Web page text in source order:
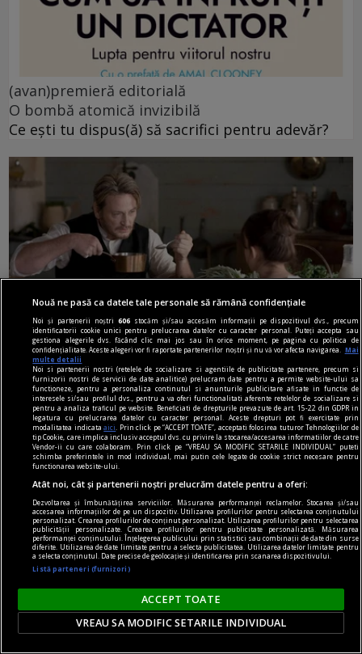
(avan)premieră editorială
O bombă atomică invizibilă
Ce ești tu dispus(ă) să sacrifici pentru adevăr?
dilemtatograf
Spectacol culinar
Dincolo de ținuta posh, respectabilă și cam
balonată, a filmului, care amenință să îl conducă
într-o zonă pur decorativă, cineastul găsește aici
materia unei intime disperări.
Victor MOROZOV
Nouă ne pasă ca datele tale personale să rămână confidențiale
Noi și partenerii noștri606 stocăm și/sau accesăm informații pe dispozitivul dvs., precum
identificatorii cookie unici pentru prelucrarea datelor cu caracter personal. Puteți accepta sau
gestiona alegerile dvs. făcând clic mai jos sau în orice moment, pe pagina cu politica de
confidențialitate. Aceste alegeri vor fi raportate partenerilor noștri și nu vă vor afecta navigarea.
Mai
multe detalii
Noi si partenerii nostri (retelele de socializare si agentiile de publicitate partenere, precum si
furnizorii nostri de servicii de date analitice) prelucram date pentru a permite website-ului sa
functioneze, pentru a personaliza continutul si anunturile publicitare afisate in functie de
interesele si/sau profilul dvs., pentru a va oferi functionalitati aferente retelelor de socializare si
pentru a analiza traficul pe website. Beneficiati de drepturile prevazute de art. 15-22 din GDPR in
legatura cu prelucrarea datelor cu caracter personal. Aceste drepturi pot fi exercitate prin
modalitatea indicataaici
. Prin click pe “ACCEPT TOATE”, acceptati folosirea tuturor Tehnologiilor de
tip Cookie, care implica inclusiv acceptul dvs. cu privire la stocarea/accesarea informatiilor de catre
Vendor-ii cu care colaboram. Prin click pe “VREAU SA MODIFIC SETARILE INDIVIDUAL” puteti
schimba preferintele in mod individual, mai putin cele legate de cookie strict necesare pentru
functionarea website-ului.
Atât noi, cât și partenerii noștri prelucrăm datele pentru a oferi:
Dezvoltarea și îmbunătățirea serviciilor. Măsurarea performanței reclamelor. Stocarea și/sau
accesarea informațiilor de pe un dispozitiv. Utilizarea profilurilor pentru selectarea conținutului
personalizat. Crearea profilurilor de conținut personalizat. Utilizarea profilurilor pentru selectarea
publicității personalizate. Crearea profilurilor pentru publicitate personalizată. Măsurarea
performanței conținutului. Înțelegerea publicului prin statistici sau combinații de date din surse
diferite. Utilizarea de date limitate pentru a selecta publicitatea. Utilizarea datelor limitate pentru
a selecta conținutul. Date precise de geolocație și identificarea prin scanarea dispozitivului.
Listă parteneri (furnizori)
ACCEPT TOATE
VREAU SA MODIFIC SETARILE INDIVIDUAL